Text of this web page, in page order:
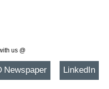
us @
Newspaper LinkedIn